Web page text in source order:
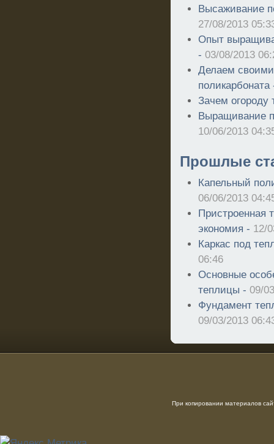
Высаживание
27/08/2013
Опыт
-03/08/2013
Делаем
Зачем
Выращивание
10/06/2013
Прошлые
Капельный
06/06/2013
Пристроенная
экономия - 12/
Каркас под
06:46
Основные
теплицы -09/
Фундамент
09/03/2013
При копировании материалов